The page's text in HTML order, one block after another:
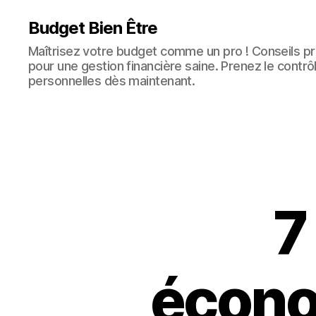
Budget Bien Être
Maîtrisez votre budget comme un pro ! Conseils
pour une gestion financière saine. Prenez le
personnelles dès maintenant.